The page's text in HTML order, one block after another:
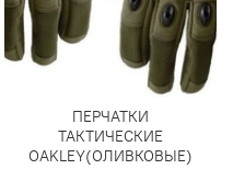
ПЕРЧАТКИ
ТАКТИЧЕСКИЕ
OAKLEY(ОЛИВКОВЫЕ)